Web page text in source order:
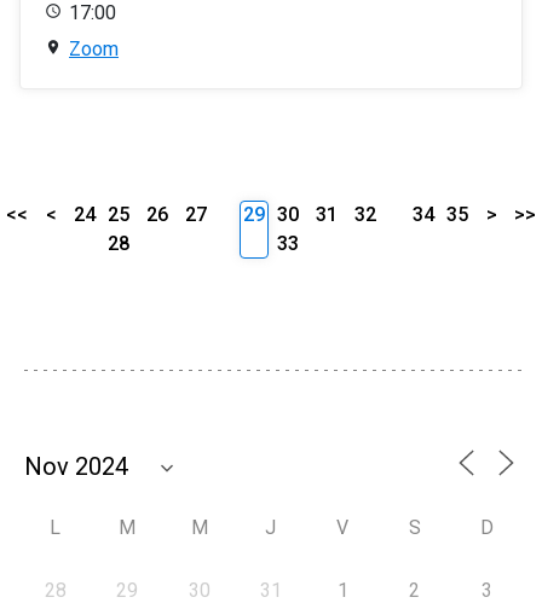
17:00
Zoom
<< < 24 25 26
27
28
29 30 31
32
33
34 35 > >>
L M M J V S D
28 29 30 31 1 2 3